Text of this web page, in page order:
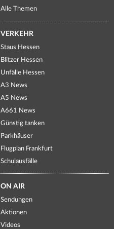
Alle Themen
VERKEHR
Staus Hessen
Blitzer Hessen
Unfälle Hessen
A3 News
A5 News
A661 News
Günstig tanken
Parkhäuser
Flugplan Frankfurt
Schulausfälle
ON AIR
Sendungen
Aktionen
Videos